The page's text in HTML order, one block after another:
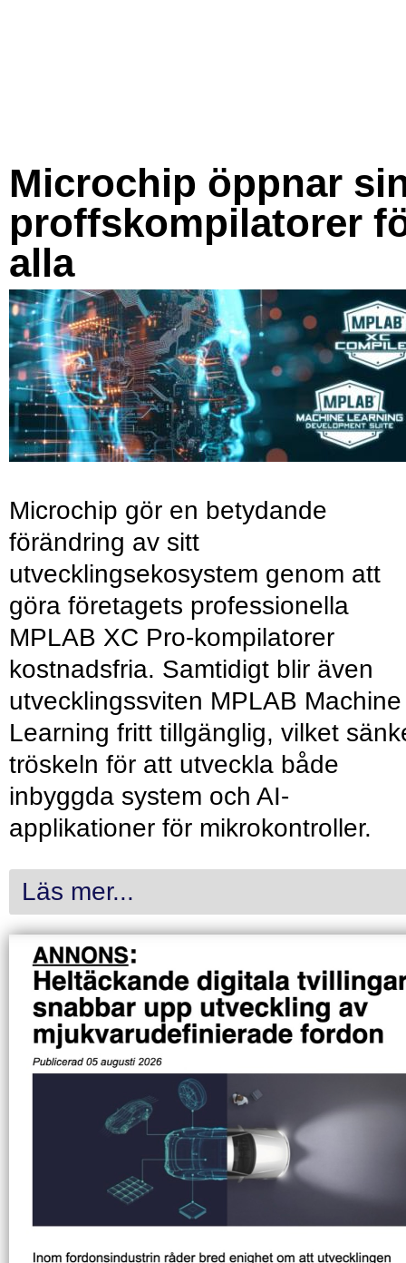
Microchip öppnar
proffskompilatorer
alla
Microchip gör en betydande
förändring av sitt
utvecklingsekosystem genom att
göra företagets professionella
MPLAB XC Pro-kompilatorer
kostnadsfria. Samtidigt blir även
utvecklingssviten MPLAB Machine
Learning fritt tillgänglig, vilket
tröskeln för att utveckla både
inbyggda system och AI-
applikationer för mikrokontroller.
Läs mer...